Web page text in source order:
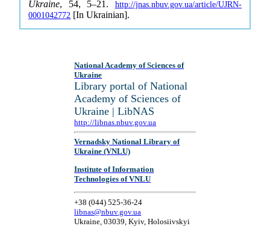
Ukraine, 54, 5–21. http://jnas.nbuv.gov.ua/article/UJRN-
0001042772 [In Ukrainian].
National Academy of Sciences of
Ukraine
Library portal of National
Academy of Sciences of
Ukraine | LibNAS
http://libnas.nbuv.gov.ua
Vernadsky National Library of
Ukraine (VNLU)
Institute of Information
Technologies of VNLU
+38 (044) 525-36-24
libnas@nbuv.gov.ua
Ukraine, 03039, Kyiv, Holosiivskyi